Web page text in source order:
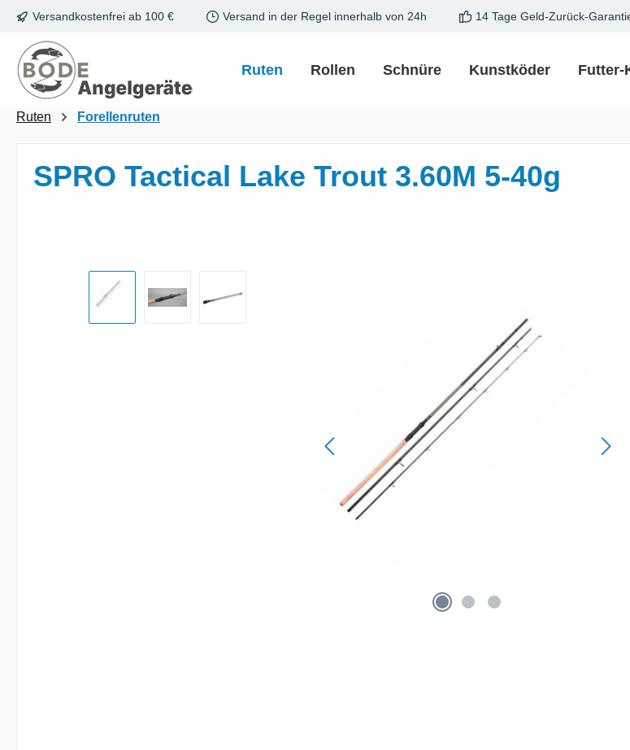
Hauptinhalt springen
Zur Suche springen
Zur Hauptnavigation springen
Versandkostenfrei ab 100 € Versand in der Regel innerhalb von 24h 14 Tage Geld-Zurück-
Ruten Rollen Schnüre Kunstköder Futter-
Ruten Forellenruten
SPRO Tactical Lake Trout 3.60M 5-40g
Bildergalerie überspringen